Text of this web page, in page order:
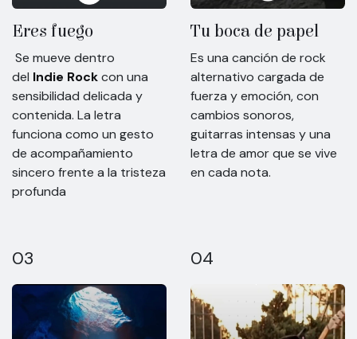
Eres fuego
Se mueve dentro
del Indie Rockcon una
sensibilidad delicada y
contenida. La letra
funciona como un gesto
de acompañamiento
sincero frente a la tristeza
profunda
Tu boca de papel
Es una canción de rock
alternativo cargada de
fuerza y emoción, con
cambios sonoros,
guitarras intensas y una
letra de amor que se vive
en cada nota.
03 04